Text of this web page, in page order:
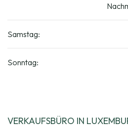
Samstag:
Sonntag:
VERKAUFSBÜRO IN